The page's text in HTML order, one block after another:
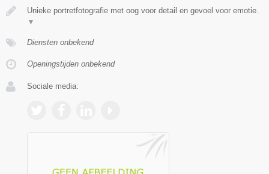
Unieke portretfotografie met oog voor detail en gevoel voor emotie.
▼
Diensten onbekend
Openingstijden onbekend
Sociale media: